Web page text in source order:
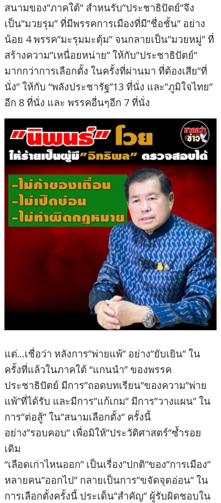
สนามของ”ภาคใต้” สำหนรับ”ประชาธิปัตย์”จึง
เป็น”มวยรุม” ที่มีพรรคการเมืองที่มี”ชื่อชั้น” อย่าง
น้อย 4 พรรค”มะรุมมะตุ้ม” จนกลายเป็น”มวยหมู่” ที่
สร้างความ”เหนื่อยหน่าย” ให้กับ”ประชาธิปัตย์”
มากกว่าการเลือกตั้ง ในครั้งที่ผ่านมา ที่ต้องเสีย”ที่
นั่ง” ให้กับ “พลังประชารัฐ”13 ที่นั่ง และ”ภูมิใจไทย”
อีก 8 ที่นั่ง และ พรรคอื่นๆอีก 7 ที่นั่ง
แต่…เชื่อว่า หลังการ”พ่ายแพ้” อย่าง”ยับเยิน” ใน
ครั้งที่แล้วในภาคใต้ “แกนนำ” ของพรรค
ประชาธิปัตย์ มีการ”ถอดบทเรียน”ของความ”พ่าย
แพ้”ที่ได้รับ และมีการ”แก้เกม” มีการ”วางแผน” ใน
การ”ต่อสู้” ใน”สนามเลือกตั้ง” ครั้งนี้
อย่าง”รอบคอบ” เพื่อมิให้”ประวัติศาสตร์”ซ้ำรอย
เดิม
“เลือดเก่าไหนออก” เป็นเรื่อง”ปกติ”ของ”การเมือง”
หลายคน”ออกไป” กลายเป็นการ”ขจัดจุดอ่อน” ใน
การเลือกตั้งครั้งนี้ ประเด็น”สำคัญ” ผู้รับผิดชอบใน